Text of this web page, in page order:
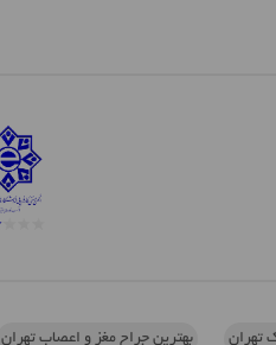
تهران بهترین جراح مغز و اعصاب تهران